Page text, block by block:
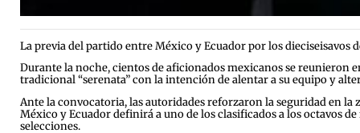
La previa del partido entre México y Ecuador por los
Durante la noche, cientos de aficionados mexicanos se reunieron
tradicional “serenata” con la intención de alentar a su equipo y
Ante la convocatoria, las autoridades reforzaron la seguridad en
México y Ecuador definirá a uno de los clasificados a los octavos
selecciones.